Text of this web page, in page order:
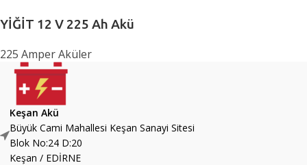
YİĞİT 12 V 225 Ah Akü
225 Amper Aküler
Keşan Akü
Büyük Cami Mahallesi Keşan Sanayi Sitesi
Blok No:24 D:20
Keşan / EDİRNE